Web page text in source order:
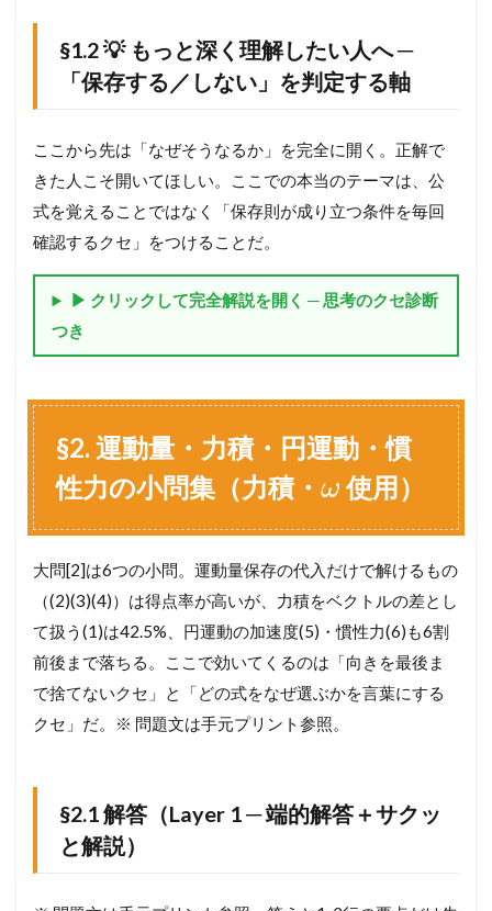
力
積
・
ω
用
§
2
解
y
r
─
的
答
＋
ク
ッ
解
説
§
2
.
も
§1.2 💡 もっと深く理解したい人へ ─
「保存する／しない」を判定する軸
ここから先は「なぜそうなるか」を完全に開く。正解で
きた人こそ開いてほしい。ここでの本当のテーマは、公
式を覚えることではなく「保存則が成り立つ条件を毎回
確認するクセ」をつけることだ。
▶ クリックして完全解説を開く ─ 思考のクセ診断
つき
§2. 運動量・力積・円運動・慣
性力の小問集（力積・ ω使用）
大問[2]は6つの小問。運動量保存の代入だけで解けるもの
（(2)(3)(4)）は得点率が高いが、力積をベクトルの差とし
て扱う(1)は42.5%、円運動の加速度(5)・慣性力(6)も6割
前後まで落ちる。ここで効いてくるのは「向きを最後ま
で捨てないクセ」と「どの式をなぜ選ぶかを言葉にする
クセ」だ。※ 問題文は手元プリント参照。
§2.1 解答（Layer 1 ─ 端的解答＋サクッ
と解説）